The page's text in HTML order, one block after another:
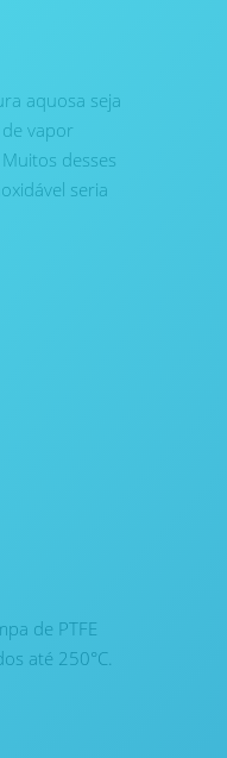
aquosa seja
vapor
desses
seria
de PTFE
até 250°C.